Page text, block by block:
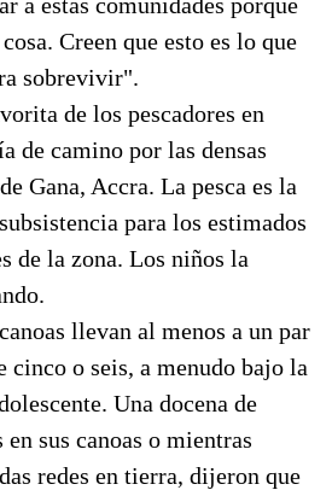
Creen que esto es lo que
sobrevivir".
de los pescadores en
de camino por las densas
Gana, Accra. La pesca es la
para los estimados
de la zona. Los niños la
llevan al menos a un par
cinco o seis, a menudo bajo la
Una docena de
sus canoas o mientras
redes en tierra, dijeron que